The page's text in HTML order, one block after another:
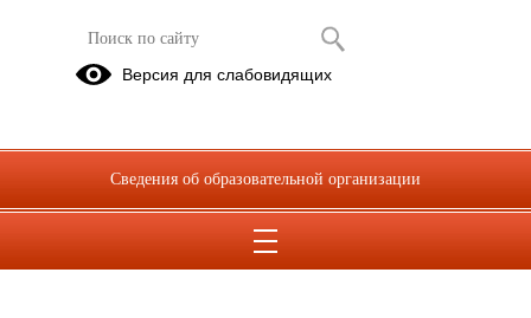
Протоколы школьного этапа ВсОШ -
2024 АРХИВ
Протоколы школьного этапа Всероссийской Олимпиады
Школьников 2024-2025 уч.год.pdf
Версия для слабовидящих
Сведения об образовательной организации